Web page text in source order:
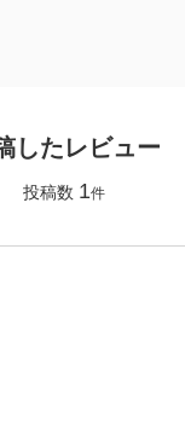
したレビュー
投稿数 1件